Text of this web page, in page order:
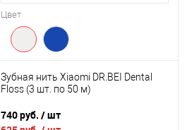
Цвет
Зубная нить Xiaomi DR.BEI Dental
Floss (3 шт. по 50 м)
740 руб. / шт